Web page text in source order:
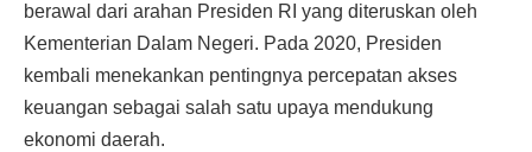
berawal dari arahan Presiden RI yang diteruskan oleh
Kementerian Dalam Negeri. Pada 2020, Presiden
kembali menekankan pentingnya percepatan akses
keuangan sebagai salah satu upaya mendukung
ekonomi daerah.